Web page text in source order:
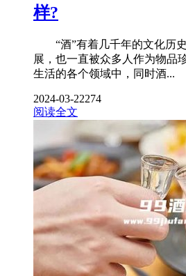
样?
“酒”有着几千年的文化历史
展，也一直被众多人作为物品
生活的各个领域中，同时酒...
2024-03-22274
阅读全文